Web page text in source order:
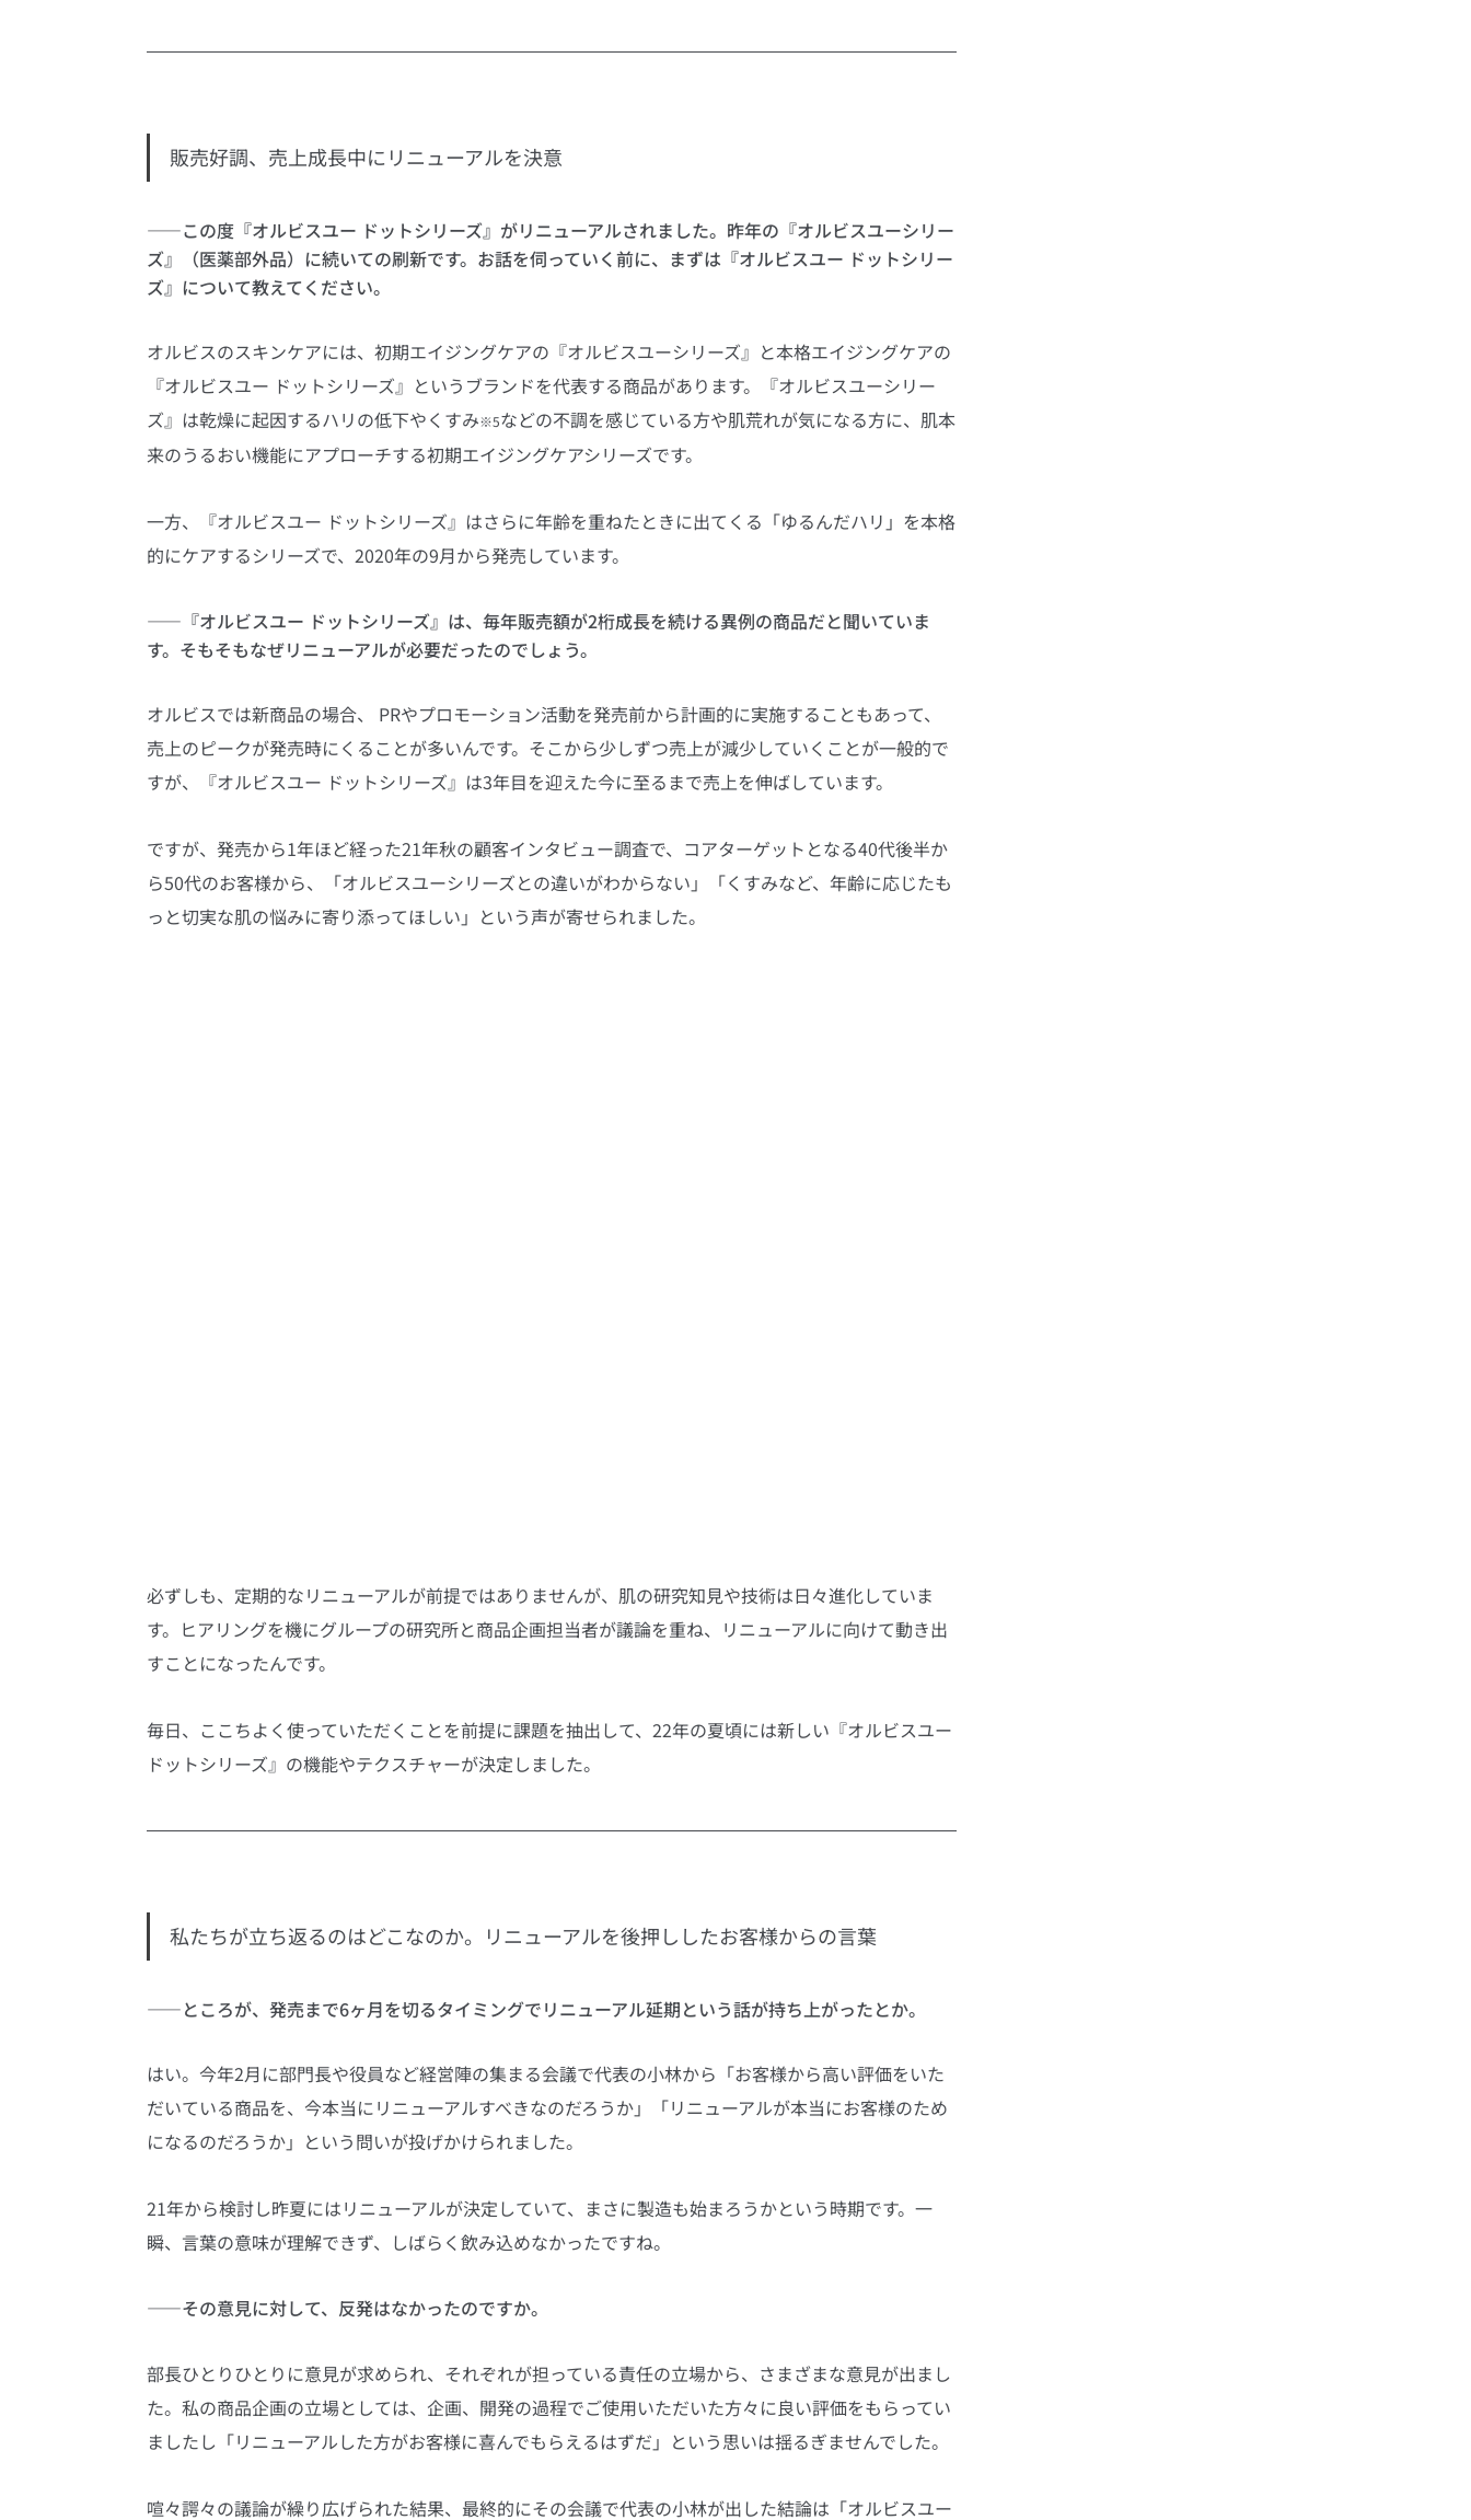
販売好調、売上成長中にリニューアルを決意
――この度『オルビスユー ドットシリーズ』がリニューアルされました。昨年の『オルビスユーシリー
ズ』（医薬部外品）に続いての刷新です。お話を伺っていく前に、まずは『オルビスユー ドットシリー
ズ』について教えてください。
オルビスのスキンケアには、初期エイジングケアの『オルビスユーシリーズ』と本格エイジングケアの
『オルビスユー ドットシリーズ』というブランドを代表する商品があります。『オルビスユーシリー
ズ』は乾燥に起因するハリの低下やくすみ※5などの不調を感じている方や肌荒れが気になる方に、肌本
来のうるおい機能にアプローチする初期エイジングケアシリーズです。
一方、『オルビスユー ドットシリーズ』はさらに年齢を重ねたときに出てくる「ゆるんだハリ」を本格
的にケアするシリーズで、2020年の9月から発売しています。
――『オルビスユー ドットシリーズ』は、毎年販売額が2桁成長を続ける異例の商品だと聞いていま
す。そもそもなぜリニューアルが必要だったのでしょう。
オルビスでは新商品の場合、 PRやプロモーション活動を発売前から計画的に実施することもあって、
売上のピークが発売時にくることが多いんです。そこから少しずつ売上が減少していくことが一般的で
すが、『オルビスユー ドットシリーズ』は3年目を迎えた今に至るまで売上を伸ばしています。
ですが、発売から1年ほど経った21年秋の顧客インタビュー調査で、コアターゲットとなる40代後半か
ら50代のお客様から、「オルビスユーシリーズとの違いがわからない」「くすみなど、年齢に応じたも
っと切実な肌の悩みに寄り添ってほしい」という声が寄せられました。
必ずしも、定期的なリニューアルが前提ではありませんが、肌の研究知見や技術は日々進化していま
す。ヒアリングを機にグループの研究所と商品企画担当者が議論を重ね、リニューアルに向けて動き出
すことになったんです。
毎日、ここちよく使っていただくことを前提に課題を抽出して、22年の夏頃には新しい『オルビスユー
ドットシリーズ』の機能やテクスチャーが決定しました。
私たちが立ち返るのはどこなのか。リニューアルを後押ししたお客様からの言葉
――ところが、発売まで6ヶ月を切るタイミングでリニューアル延期という話が持ち上がったとか。
はい。今年2月に部門長や役員など経営陣の集まる会議で代表の小林から「お客様から高い評価をいた
だいている商品を、今本当にリニューアルすべきなのだろうか」「リニューアルが本当にお客様のため
になるのだろうか」という問いが投げかけられました。
21年から検討し昨夏にはリニューアルが決定していて、まさに製造も始まろうかという時期です。一
瞬、言葉の意味が理解できず、しばらく飲み込めなかったですね。
――その意見に対して、反発はなかったのですか。
部長ひとりひとりに意見が求められ、それぞれが担っている責任の立場から、さまざまな意見が出まし
た。私の商品企画の立場としては、企画、開発の過程でご使用いただいた方々に良い評価をもらってい
ましたし「リニューアルした方がお客様に喜んでもらえるはずだ」という思いは揺るぎませんでした。
喧々諤々の議論が繰り広げられた結果、最終的にその会議で代表の小林が出した結論は「オルビスユー